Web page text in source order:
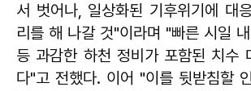
서 벗어나, 일상화된 기후위기에 대
리를 해 나갈 것"이라며 "빠른 시일
등 과감한 하천 정비가 포함된 치수
다"고 전했다. 이어 "이를 뒷받침할